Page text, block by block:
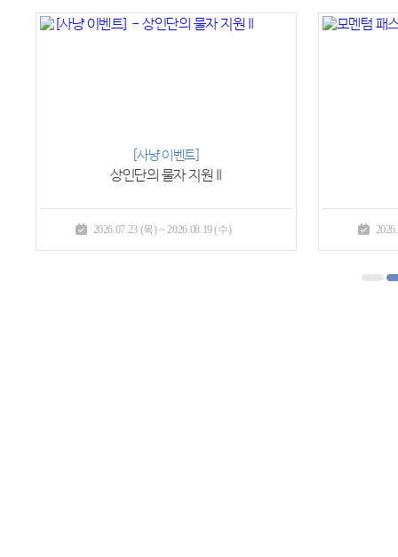
[사냥 이벤트]
상인단의 물자 지원 II
2026.07.23 (목) ~ 2026.08.19 (수)